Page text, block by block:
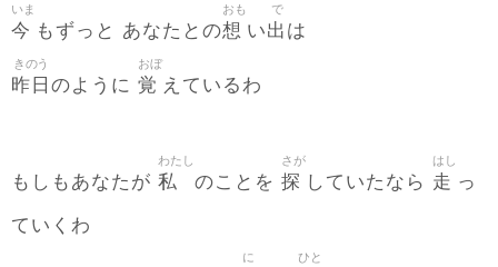
今
いま
もずっと あなたとの想
おも
い出
で
は
昨日
きのう
のように 覚
おぼ
えているわ
もしもあなたが 私
わたし
のことを 探
さが
していたなら 走
はし
っ
ていくわ
に ひと